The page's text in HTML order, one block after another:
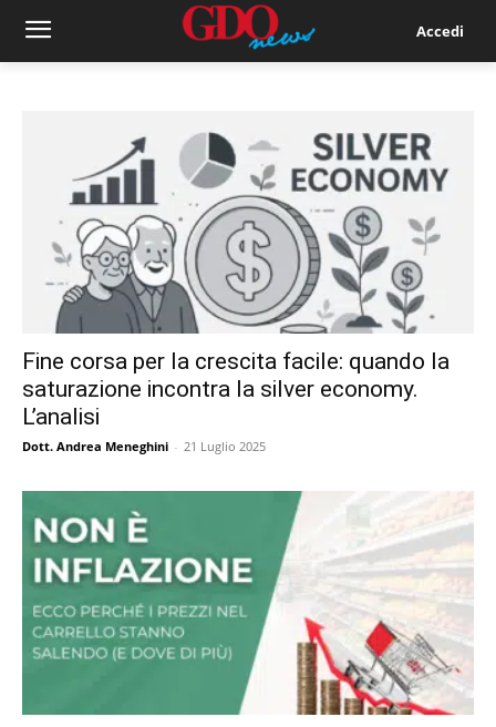
Accedi
Fine corsa per la crescita facile: quando la
saturazione incontra la silver economy.
L’analisi
Dott. Andrea Meneghini - 21 Luglio 2025